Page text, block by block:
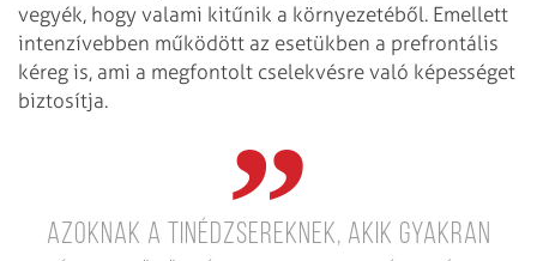
vegyék, hogy valami kitűnik a környezetéből. Emellett
intenzívebben működött az esetükben a prefrontális
kéreg is, ami a megfontolt cselekvésre való képességet
biztosítja.
Azoknak a tinédzsereknek, akik gyakran